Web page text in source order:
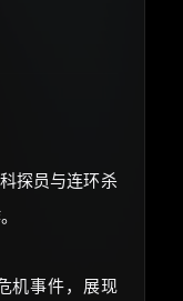
探员与连环杀
机事件，展现